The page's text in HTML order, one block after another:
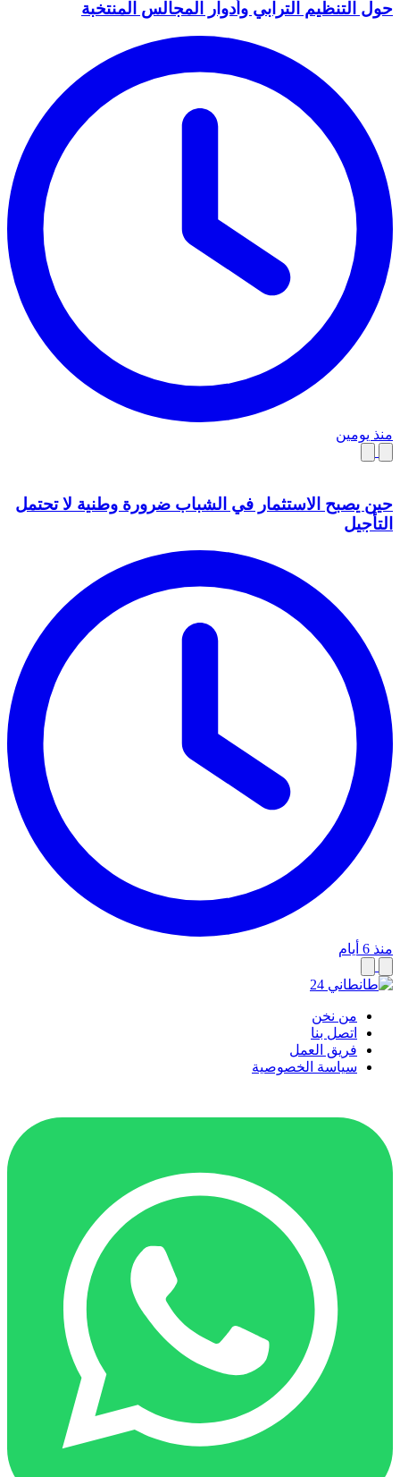
حول التنظيم الترابي وأدوار المجالس المنتخبة
منذ يومين
حين يصبح الاستثمار في الشباب ضرورة وطنية لا تحتمل
التأجيل
منذ 6 أيام
من نخن
اتصل بنا
فريق العمل
سياسة الخصوصية